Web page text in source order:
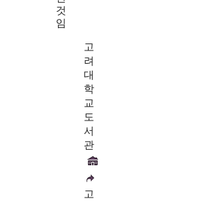
것
임
고
려
대
학
교
도
서
관
고